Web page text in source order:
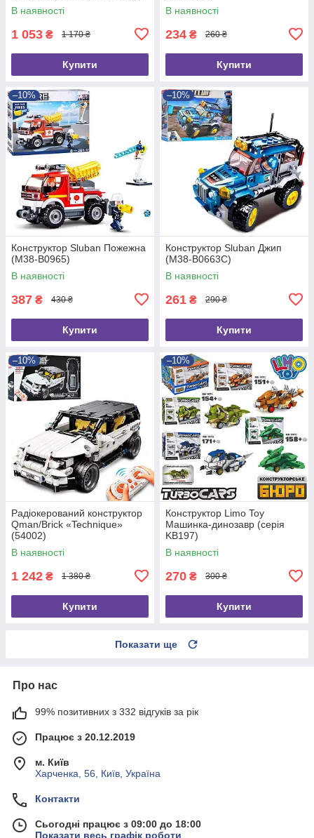
В наявності
1 053 ₴ 1 170 ₴
Купити
В наявності
234 ₴ 260 ₴
Купити
–10%
Конструктор Sluban Пожежна
(M38-B0965)
В наявності
387 ₴ 430 ₴
Купити
–10%
Конструктор Sluban Джип
(M38-B0663C)
В наявності
261 ₴ 290 ₴
Купити
–10%
Радіокерований конструктор
Qman/Brick «Technique»
(54002)
В наявності
1 242 ₴ 1 380 ₴
Купити
–10%
Конструктор Limo Toy
Машинка-динозавр (серія
KB197)
В наявності
270 ₴ 300 ₴
Купити
Показати ще
Про нас
99% позитивних з 332 відгуків за рік
Працює з 20.12.2019
м. Київ
Харченка, 56, Київ, Україна
Контакти
Сьогодні працює з 09:00 до 18:00
Показати весь графік роботи